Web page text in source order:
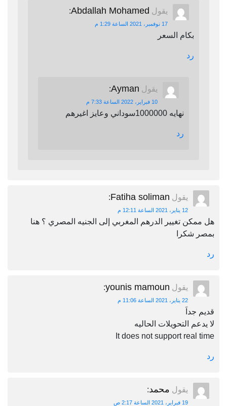
يقول Abdallah Mohamed
:
17 نوفمبر، 2021 الساعة 1:29 م
بكام السعر
رد
يقول Ayman
:
10 فبراير، 2022 الساعة 7:33 م
نهايه 1000000سوداني وعايز اغيرهم
رد
يقول Fatiha soliman
:
12 يناير، 2021 الساعة 12:11 م
هل ممكن تغيير الدرهم المغربي إلى الجنيه المصري ؟ هنا
بمصر شكرا
رد
يقول younis mamoun
:
22 يناير، 2021 الساعة 11:06 م
قديم جداَ
لا يدعم التحويلات الحاليه
It does not support real time
رد
يقول محمد:
19 فبراير، 2021 الساعة 2:17 ص